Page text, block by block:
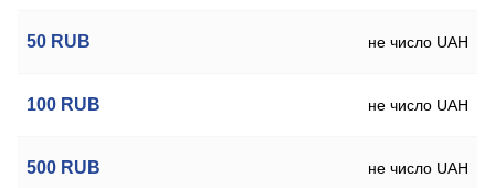
50 RUB не число UAH
100 RUB не число UAH
500 RUB не число UAH